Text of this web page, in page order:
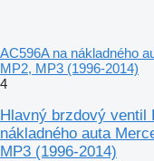
AC596A na nákladného
MP2, MP3 (1996-2014)
4
Hlavný brzdový ventil
nákladného auta
MP3 (1996-2014)